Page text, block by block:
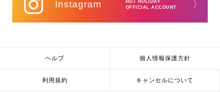
Instagram
HOT HOLIDAY
OFFICIAL ACCOUNT
〉
ヘルプ 個人情報保護方針
利用規約 キャンセルについて